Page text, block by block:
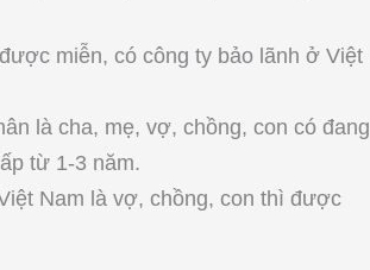
miễn, có công ty bảo lãnh ở Việt
là cha, mẹ, vợ, chồng, con có đang
từ 1-3 năm.
Nam là vợ, chồng, con thì được